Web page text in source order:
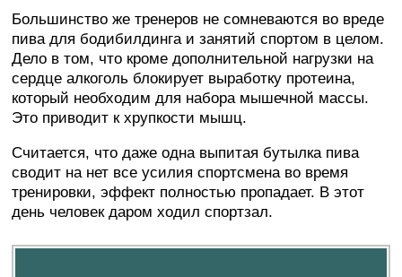
Большинство же тренеров не сомневаются во вреде
пива для бодибилдинга и занятий спортом в целом.
Дело в том, что кроме дополнительной нагрузки на
сердце алкоголь блокирует выработку протеина,
который необходим для набора мышечной массы.
Это приводит к хрупкости мышц.
Считается, что даже одна выпитая бутылка пива
сводит на нет все усилия спортсмена во время
тренировки, эффект полностью пропадает. В этот
день человек даром ходил спортзал.